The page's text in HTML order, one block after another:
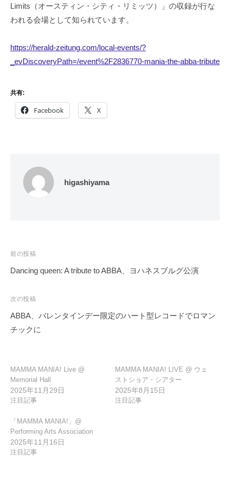
Limits（オースティン・シティ・リミッツ）」の収録が行な
われる会場として知られています。
https://herald-zeitung.com/local-events/?
_evDiscoveryPath=/event%2F2836770-mania-the-abba-tribute
共有:
Facebook X
higashiyama
投
稿
ビ
ゲ
ー
ン
前の投稿
Dancing queen: A tribute to ABBA、ヨハネスブルグ公演
次の投稿
ABBA、バレンタインデー限定のハート型レコードでロマン
チックに
MAMMA MANIA! Live @
Memorial Hall
2025年11月29日
注目記事
MAMMA MANIA! LIVE @ ウェ
ストショア・シアター
2025年8月15日
注目記事
「MAMMA MANIA!」@
Performing Arts Association
2025年11月16日
注目記事